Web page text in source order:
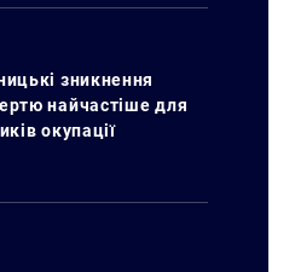
зникнення
найчастіше для
окупації